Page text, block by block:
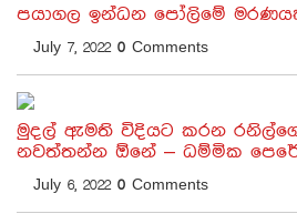
පයාගල ඉන්ධන පෝලිමේ
July 7, 2022 0 Comments
මුදල් ඇමති විදියට කරන
නවත්තන්න ඕනේ – ධම්මික
July 6, 2022 0 Comments